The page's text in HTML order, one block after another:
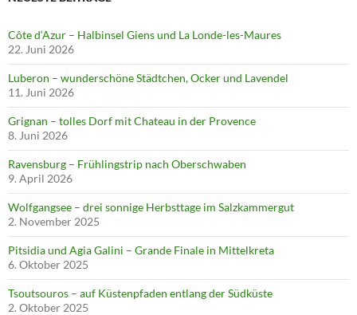
Côte d‘Azur – Halbinsel Giens und La Londe-les-Maures
22. Juni 2026
Luberon – wunderschöne Städtchen, Ocker und Lavendel
11. Juni 2026
Grignan – tolles Dorf mit Chateau in der Provence
8. Juni 2026
Ravensburg – Frühlingstrip nach Oberschwaben
9. April 2026
Wolfgangsee – drei sonnige Herbsttage im Salzkammergut
2. November 2025
Pitsidia und Agia Galini – Grande Finale in Mittelkreta
6. Oktober 2025
Tsoutsouros – auf Küstenpfaden entlang der Südküste
2. Oktober 2025